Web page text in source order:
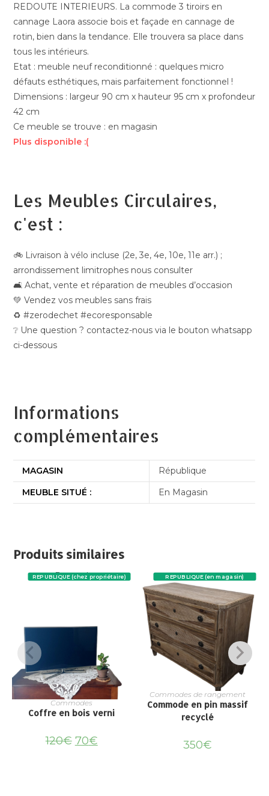
REDOUTE INTERIEURS. La commode 3 tiroirs en
cannage Laora associe bois et façade en cannage de
rotin, bien dans la tendance. Elle trouvera sa place dans
tous les intérieurs.
Etat : meuble neuf reconditionné : quelques micro
défauts esthétiques, mais parfaitement fonctionnel !
Dimensions : largeur 90 cm x hauteur 95 cm x profondeur
42 cm
Ce meuble se trouve : en magasin
Plus disponible :(
Les Meubles Circulaires,
c'est :
🚲 Livraison à vélo incluse (2e, 3e, 4e, 10e, 11e arr.) ;
arrondissement limitrophes nous consulter
🛋️ Achat, vente et réparation de meubles d’occasion
💚 Vendez vos meubles sans frais
♻️ #zerodechet #ecoresponsable
❔ Une question ? contactez-nous via le bouton whatsapp
ci-dessous
Informations
complémentaires
MAGASIN
République
MEUBLE SITUÉ :
En Magasin
Produits similaires
REPUBLIQUE (chez propriétaire)
Promo !
Commodes
Coffre en bois verni
120€ 70€
REPUBLIQUE (en magasin)
Commodes de rangement
Commode en pin massif
recyclé
350€